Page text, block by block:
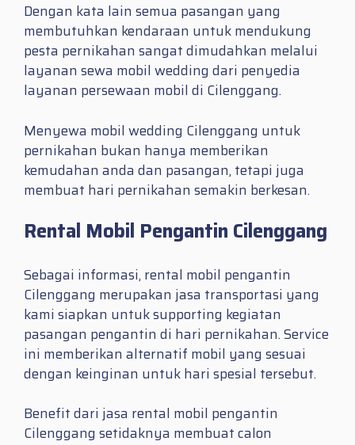
Dengan kata lain semua pasangan yang
membutuhkan kendaraan untuk mendukung
pesta pernikahan sangat dimudahkan melalui
layanan sewa mobil wedding dari penyedia
layanan persewaan mobil di Cilenggang.
Menyewa mobil wedding Cilenggang untuk
pernikahan bukan hanya memberikan
kemudahan anda dan pasangan, tetapi juga
membuat hari pernikahan semakin berkesan.
Rental Mobil Pengantin Cilenggang
Sebagai informasi, rental mobil pengantin
Cilenggang merupakan jasa transportasi yang
kami siapkan untuk supporting kegiatan
pasangan pengantin di hari pernikahan. Service
ini memberikan alternatif mobil yang sesuai
dengan keinginan untuk hari spesial tersebut.
Benefit dari jasa rental mobil pengantin
Cilenggang setidaknya membuat calon